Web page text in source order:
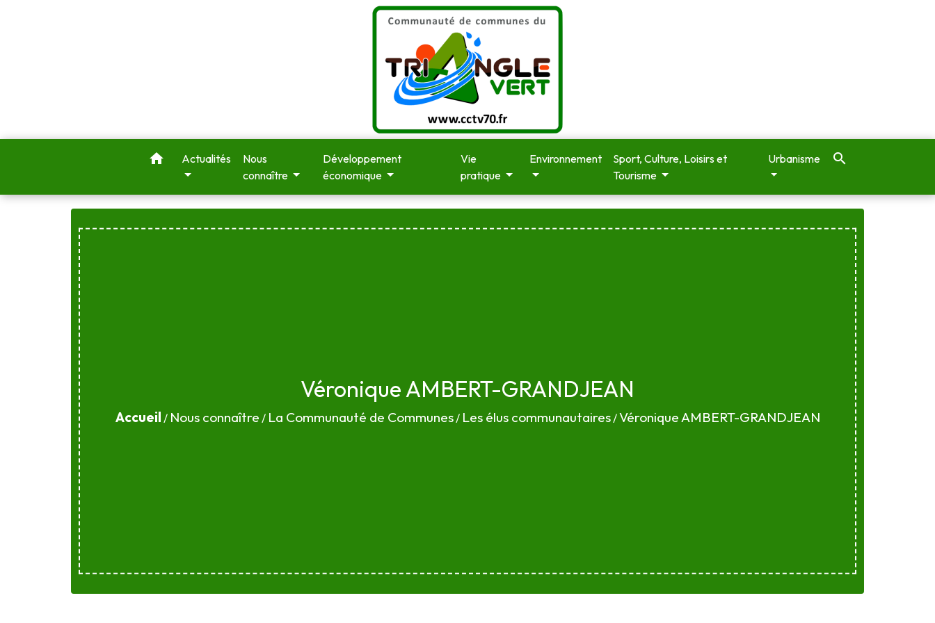
home Actualités
Nous
connaître
Développement
économique
Vie
pratique
Environnement
Sport, Culture, Loisirs et
Tourisme
Urbanisme search
Véronique AMBERT-GRANDJEAN
Accueil / Nous connaître / La Communauté de Communes/ Les élus communautaires/Véronique AMBERT-GRANDJEAN